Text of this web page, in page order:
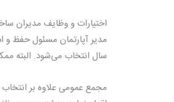
اختیارات و وظایف مدیران
مدیر آپارتمان مسئول حفظ و
سال انتخاب می‌شود. البته
مجمع عمومی علاوه بر